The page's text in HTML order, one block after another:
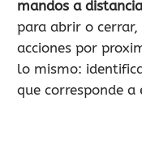
mandos a distancia
para abrir o
acciones por
lo mismo:
que corresponde a